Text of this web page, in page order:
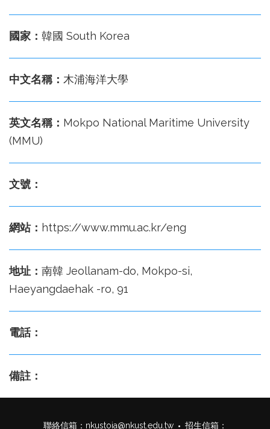
國家： 韓國 South Korea
中文名稱： 木浦海洋大學
英文名稱： Mokpo National Maritime University
(MMU)
文號：
網站： https://www.mmu.ac.kr/eng
地址： 南韓 Jeollanam-do, Mokpo-si,
Haeyangdaehak -ro, 91
電話：
備註：
聯絡信箱： nkustoia@nkust.edu.tw 招生信箱：